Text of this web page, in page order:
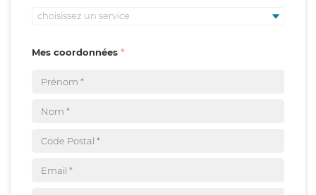
choisissez un service
Mes coordonnées